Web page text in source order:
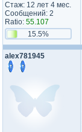
Стаж: 12 лет 4 мес.
Сообщений: 2
Ratio: 55.107
15.5%
alex781945